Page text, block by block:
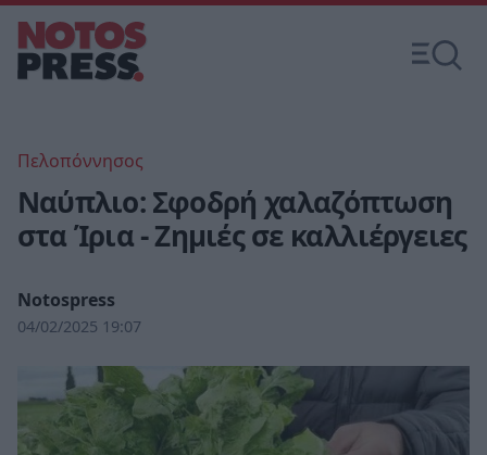
Πελοπόννησος
Ναύπλιο: Σφοδρή χαλαζόπτωση
στα Ίρια - Ζημιές σε καλλιέργειες
Notospress
04/02/2025 19:07